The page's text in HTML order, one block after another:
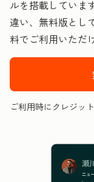
ルを搭載していま
違い、無料版とし
料でご利用いただ
ご利用時にクレジッ